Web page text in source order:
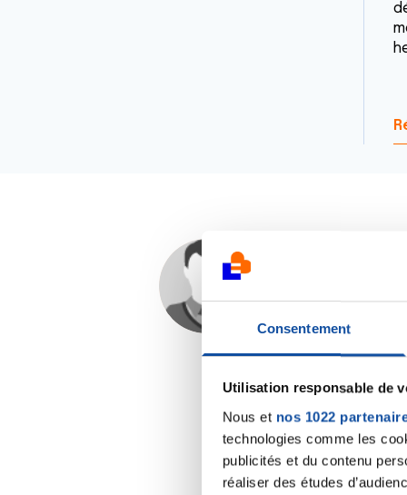
Consentement
Utilisation responsable de
Nous et nos 1022
technologies comme les
publicités et du contenu
réaliser des études
16/11/2024 - 18:11